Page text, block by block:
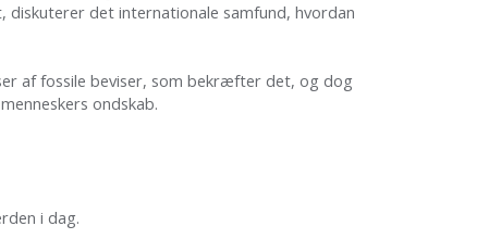
diskuterer det internationale samfund, hvordan
af fossile beviser, som bekræfter det, og dog
ondskab.
i dag.